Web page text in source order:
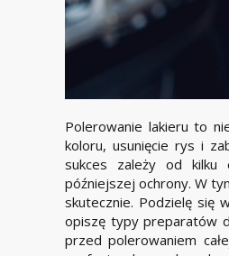
Polerowanie lakieru to
koloru, usunięcie rys i
sukces zależy od kilku
późniejszej ochrony. W
skutecznie. Podzielę się
opiszę typy preparatów
przed polerowaniem